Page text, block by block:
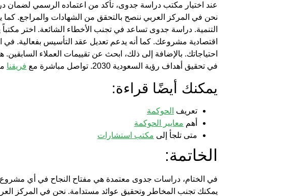
عند اختيار مكتب دراسة جدوى، تأكد من اعتماده الرسمي لضمان
نحن في المركز العربي ننصح بالتحقق من الشهادات والمراجع.
التنمية. دراسة جدوى تساعد في تجنب الأخطاء الشائعة. اختر مكتباً
اقتصادية مشروعك. كما أنه يدعم تعديل عقد التأسيس بفعالية.
احتياجاتك. بالإضافة إلى ذلك، ابحث عن تقييمات العملاء
في تحقيق أهداف رؤية السعودية 2030. تواصل مباشرة مع
فريقنا
يمكنك أيضًا قراءة:
تعريف الحوكمة
أهم معايير الحوكمة
متى تلجأ إلى مكتب استشارات
الخاتمة:
في الختام، دراسات جدوى معتمدة هي مفتاح النجاح في أي
يمكنك تجنب المخاطر وتحقيق عوائد مستدامة. نحن في المركز